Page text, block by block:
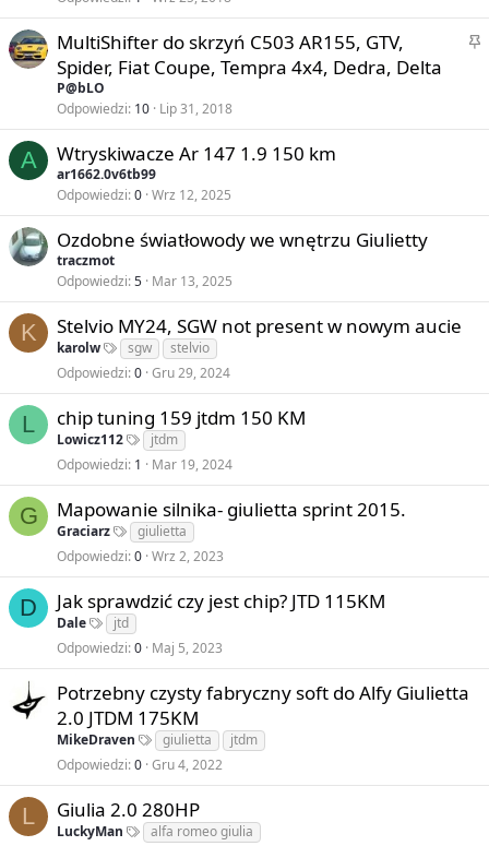
o
n
k
l
n
P
k
o
MultiShifter do skrzyń C503 AR155, GTV,
Spider, Fiat Coupe, Tempra 4x4, Dedra, Delta
P@bLO
Odpowiedzi 10 Lip 31, 2018
A Wtryskiwacze Ar 147 1.9 150 km
ar1662.0v6tb99
Odpowiedzi 0 Wrz 12, 2025
Ozdobne światłowody we wnętrzu Giulietty
traczmot
Odpowiedzi 5 Mar 13, 2025
K Stelvio MY24, SGW not present w nowym aucie
karolw sgw
stelvio
Odpowiedzi 0 Gru 29, 2024
L chip tuning 159 jtdm 150 KM
Lowicz112
jtdm
Odpowiedzi 1 Mar 19, 2024
G Mapowanie silnika- giulietta sprint 2015.
Graciarz
giulietta
Odpowiedzi 0 Wrz 2, 2023
D Jak sprawdzić czy jest chip? JTD 115KM
Dale
jtd
Odpowiedzi 0 Maj 5, 2023
Potrzebny czysty fabryczny soft do Alfy Giulietta
2.0 JTDM 175KM
MikeDraven giulietta
jtdm
Odpowiedzi 0 Gru 4, 2022
L Giulia 2.0 280HP
LuckyMan
alfa romeo giulia